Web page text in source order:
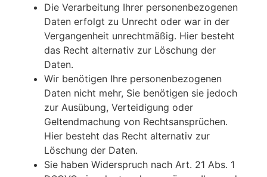
Die Verarbeitung Ihrer personenbezogenen
Daten erfolgt zu Unrecht oder war in der
Vergangenheit unrechtmäßig. Hier besteht
das Recht alternativ zur Löschung der
Daten.
Wir benötigen Ihre personenbezogenen
Daten nicht mehr, Sie benötigen sie jedoch
zur Ausübung, Verteidigung oder
Geltendmachung von Rechtsansprüchen.
Hier besteht das Recht alternativ zur
Löschung der Daten.
Sie haben Widerspruch nach Art. 21 Abs. 1